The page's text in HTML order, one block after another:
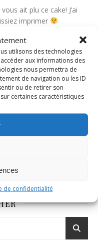
utilisons des technologies
aux informations des
nous permettra de
de navigation ou les ID
ou de retirer son
certaines caractéristiques
de confidentialité
ait plu ce cake! J’ai
imprimer
il y a 2 années